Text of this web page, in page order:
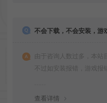
不会下载，不会安装，游
由于咨询人数过多，本站
不过如安装报错，游戏报
查看详情